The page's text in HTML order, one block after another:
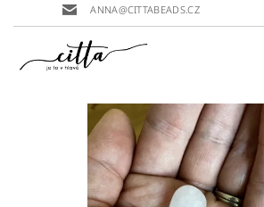
ANNA@CITTABEADS.CZ